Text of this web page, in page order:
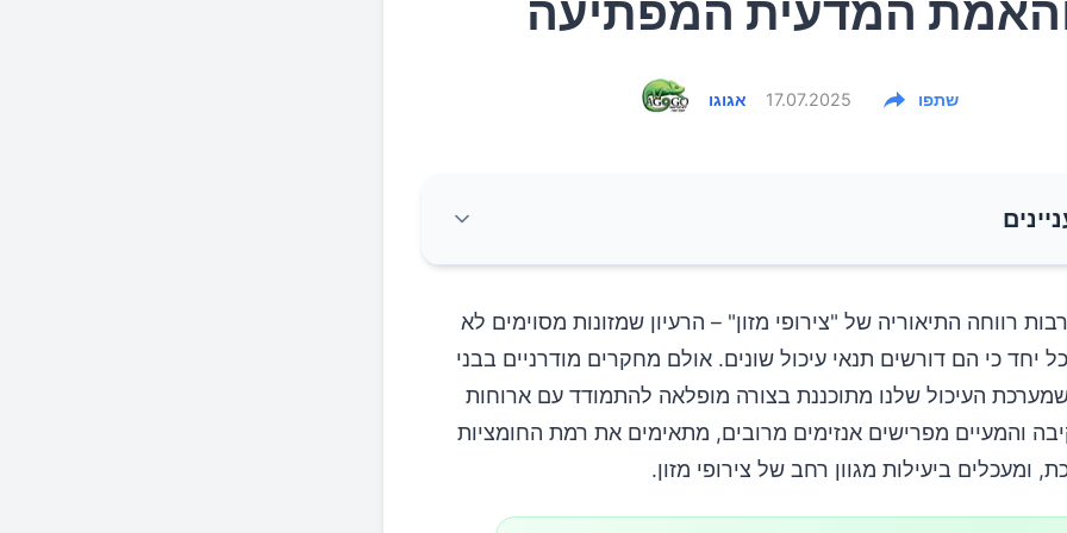
המדעית המפתיעה
אגוגו 17.07.2025 שתפו
רווחה התיאוריה של "צירופי מזון" – הרעיון שמזונות מסוימים לא
יחד כי הם דורשים תנאי עיכול שונים. אולם מחקרים מודרניים בבני
העיכול שלנו מתוכננת בצורה מופלאה להתמודד עם ארוחות
והמעיים מפרישים אנזימים מרובים, מתאימים את רמת החומציות
ומעכלים ביעילות מגוון רחב של צירופי מזון.